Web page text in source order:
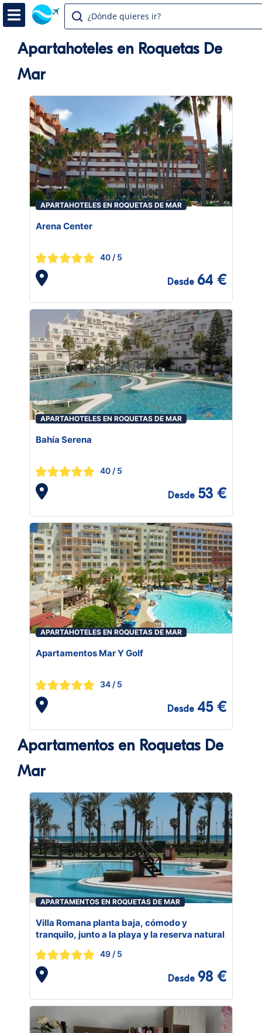
¿Dónde quieres ir?
Apartahoteles en Roquetas De
Mar
APARTAHOTELES EN ROQUETAS DE MAR
Arena Center
40 / 5
Desde 64 €
APARTAHOTELES EN ROQUETAS DE MAR
Bahía Serena
40 / 5
Desde 53 €
APARTAHOTELES EN ROQUETAS DE MAR
Apartamentos Mar Y Golf
34 / 5
Desde 45 €
Apartamentos en Roquetas De
Mar
APARTAMENTOS EN ROQUETAS DE MAR
Villa Romana planta baja, cómodo y
tranquilo, junto a la playa y la reserva natural
49 / 5
Desde 98 €